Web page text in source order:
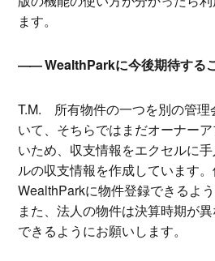
ます。
WealthParkに今後期待する
T.M. 所有物件の一つを別の管理
いて、そちらではまだオーナー
いため、収支情報をエクセルに
ルの収支情報を作成しています
WealthParkに物件登録できるよう
また、法人の物件は決算時期が
できるようにお願いします。